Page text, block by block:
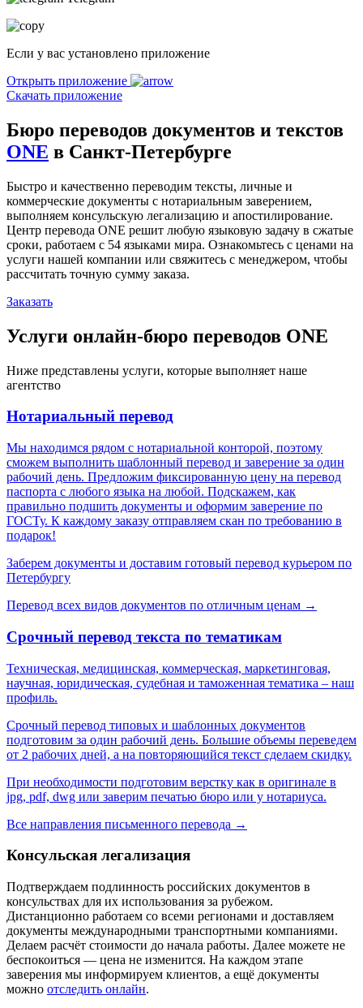
Если у вас установлено приложение
Открыть приложение
Скачать приложение
Бюро переводов документов и текстов
ONE в Санкт-Петербурге
Быстро и качественно переводим тексты, личные и
коммерческие документы с нотариальным заверением,
выполняем консульскую легализацию и апостилирование.
Центр перевода ONE решит любую языковую задачу в сжатые
сроки, работаем с 54 языками мира. Ознакомьтесь с ценами на
услуги нашей компании или свяжитесь с менеджером, чтобы
рассчитать точную сумму заказа.
Заказать
Услуги онлайн-бюро переводов ONE
Ниже представлены услуги, которые выполняет наше
агентство
Нотариальный перевод
Мы находимся рядом с нотариальной конторой, поэтому
сможем выполнить шаблонный перевод и заверение за один
рабочий день. Предложим фиксированную цену на перевод
паспорта с любого языка на любой. Подскажем, как
правильно подшить документы и оформим заверение по
ГОСТу. К каждому заказу отправляем скан по требованию в
подарок!
Заберем документы и доставим готовый перевод курьером по
Петербургу
Перевод всех видов документов по отличным ценам →
Срочный перевод текста по тематикам
Техническая, медицинская, коммерческая, маркетинговая,
научная, юридическая, судебная и таможенная тематика – наш
профиль.
Срочный перевод типовых и шаблонных документов
подготовим за один рабочий день. Большие объемы переведем
от 2 рабочих дней, а на повторяющийся текст сделаем скидку.
При необходимости подготовим верстку как в оригинале в
jpg, pdf, dwg или заверим печатью бюро или у нотариуса.
Все направления письменного перевода →
Консульская легализация
Подтверждаем подлинность российских документов в
консульствах для их использования за рубежом.
Дистанционно работаем со всеми регионами и доставляем
документы международными транспортными компаниями.
Делаем расчёт стоимости до начала работы. Далее можете не
беспокоиться — цена не изменится. На каждом этапе
заверения мы информируем клиентов, а ещё документы
можно отследить онлайн.